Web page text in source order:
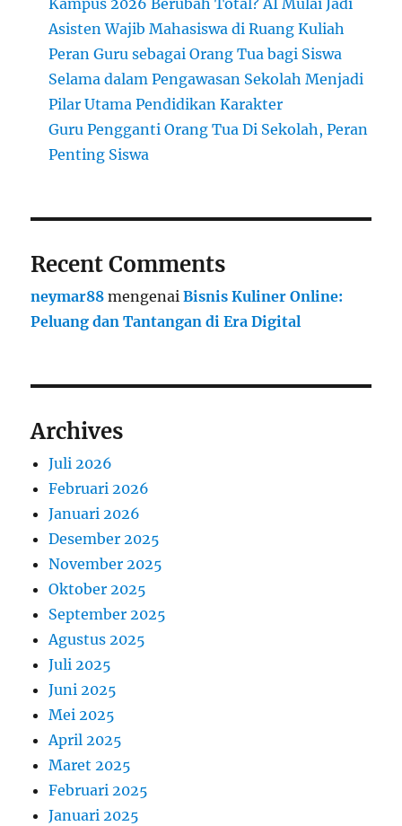
Kampus 2026 Berubah Total? AI Mulai Jadi
Asisten Wajib Mahasiswa di Ruang Kuliah
Peran Guru sebagai Orang Tua bagi Siswa
Selama dalam Pengawasan Sekolah Menjadi
Pilar Utama Pendidikan Karakter
Guru Pengganti Orang Tua Di Sekolah, Peran
Penting Siswa
Recent Comments
neymar88 mengenaiBisnis Kuliner Online:
Peluang dan Tantangan di Era Digital
Archives
Juli 2026
Februari 2026
Januari 2026
Desember 2025
November 2025
Oktober 2025
September 2025
Agustus 2025
Juli 2025
Juni 2025
Mei 2025
April 2025
Maret 2025
Februari 2025
Januari 2025